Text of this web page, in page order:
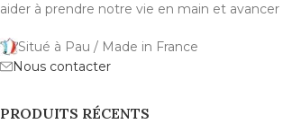
aider à prendre notre vie en main et
Situé à Pau / Made in France
Nous contacter
PRODUITS RÉCENTS